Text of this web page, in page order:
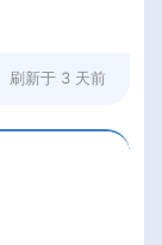
刷新于 3 天前